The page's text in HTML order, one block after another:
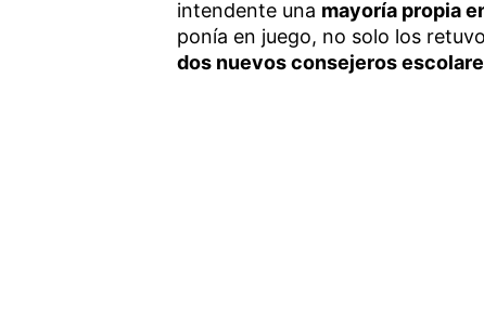
intendente una mayoría propia
ponía en juego, no solo los
dos nuevos consejeros